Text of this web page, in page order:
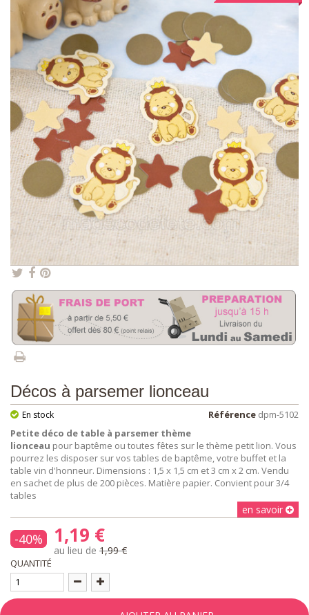
Décos à parsemer lionceau
Référence dpm-5102
En stock
Petite déco de table à parsemer thème
lionceau pour baptême ou toutes fêtes sur le thème petit lion. Vous
pourrez les disposer sur vos tables de baptême, votre buffet et la
table vin d'honneur. Dimensions : 1,5 x 1,5 cm et 3 cm x 2 cm. Vendu
en sachet de plus de 200 pièces. Matière papier. Convient pour 3/4
tables
en savoir
-40% 1,19 €
au lieu de 1,99 €
QUANTITÉ